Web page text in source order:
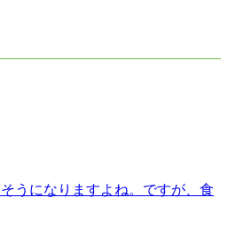
うになりますよね。ですが、食